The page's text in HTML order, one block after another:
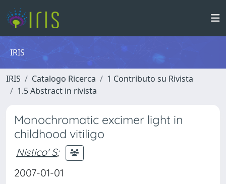
IRIS
IRIS Catalogo Ricerca
1 Contributo su Rivista
1.5 Abstract in rivista
Monochromatic excimer light in
childhood vitiligo
Nistico' S;
2007-01-01